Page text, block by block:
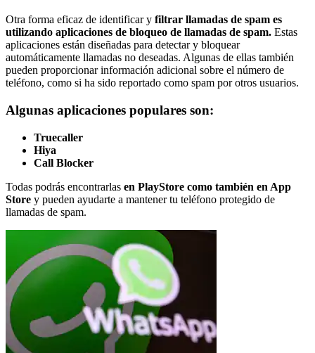
Otra forma eficaz de identificar y filtrar llamadas de spam es
utilizando aplicaciones de bloqueo de llamadas de spam. Estas
aplicaciones están diseñadas para detectar y bloquear
automáticamente llamadas no deseadas. Algunas de ellas también
pueden proporcionar información adicional sobre el número de
teléfono, como si ha sido reportado como spam por otros usuarios.
Algunas aplicaciones populares son:
Truecaller
Hiya
Call Blocker
Todas podrás encontrarlas en PlayStore como también en App
Store y pueden ayudarte a mantener tu teléfono protegido de
llamadas de spam.